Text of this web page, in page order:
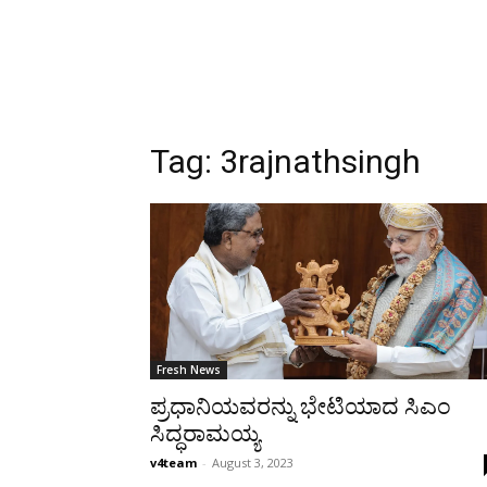
Tag: 3rajnathsingh
Fresh News
ಪ್ರಧಾನಿಯವರನ್ನು ಭೇಟಿಯಾದ ಸಿಎಂ
ಸಿದ್ಧರಾಮಯ್ಯ
v4team - August 3, 2023